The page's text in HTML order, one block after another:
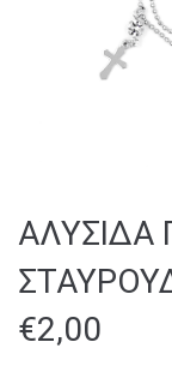
ΑΛΥΣΙΔΑ
€2,00